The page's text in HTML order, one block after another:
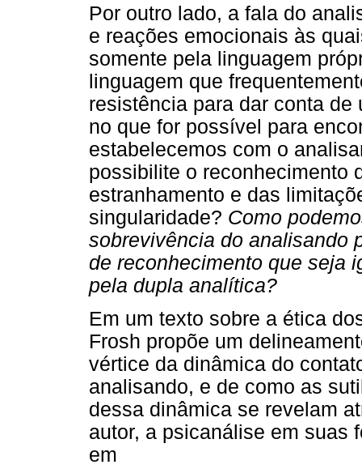
Por outro lado, a fala do
e reações emocionais às
somente pela linguagem
linguagem que
resistência para dar conta
no que for possível para
estabelecemos com o
possibilite o reconhecimento
estranhamento e das
singularidade? Como
sobrevivência do analisando
de reconhecimento que seja
pela dupla analítica?
Em um texto sobre a ética
Frosh propõe um
vértice da dinâmica do
analisando, e de como as
dessa dinâmica se revelam
autor, a psicanálise em suas
em